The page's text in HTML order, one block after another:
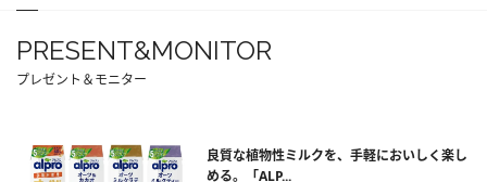
PRESENT&MONITOR
プレゼント＆モニター
良質な植物性ミルクを、手軽においしく楽し
める。「ALP...